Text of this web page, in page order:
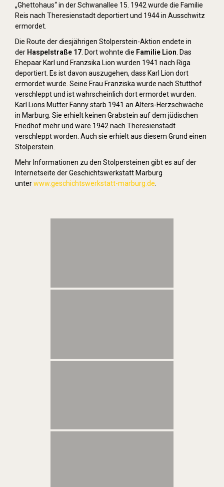
„Ghettohaus“ in der Schwanallee 15. 1942 wurde die Familie
Reis nach Theresienstadt deportiert und 1944 in Ausschwitz
ermordet.
Die Route der diesjährigen Stolperstein-Aktion endete in
der Haspelstraße 17 . Dort wohnte die Familie Lion . Das
Ehepaar Karl und Franzsika Lion wurden 1941 nach Riga
deportiert. Es ist davon auszugehen, dass Karl Lion dort
ermordet wurde. Seine Frau Franziska wurde nach Stutthof
verschleppt und ist wahrscheinlich dort ermordet wurden.
Karl Lions Mutter Fanny starb 1941 an Alters-Herzschwäche
in Marburg. Sie erhielt keinen Grabstein auf dem jüdischen
Friedhof mehr und wäre 1942 nach Theresienstadt
verschleppt worden. Auch sie erhielt aus diesem Grund einen
Stolperstein.
Mehr Informationen zu den Stolpersteinen gibt es auf der
Internetseite der Geschichtswerkstatt Marburg
unterwww.geschichtswerkstatt-marburg.de